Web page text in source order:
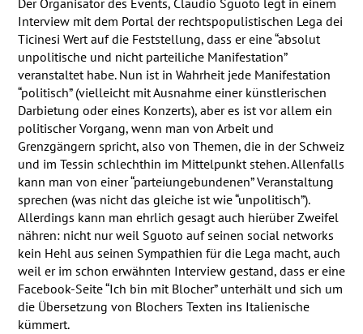
Der Organisator des Events, Claudio Sguoto legt in einem
Interview mit dem Portal der rechtspopulistischen Lega dei
Ticinesi Wert auf die Feststellung, dass er eine “absolut
unpolitische und nicht parteiliche Manifestation”
veranstaltet habe. Nun ist in Wahrheit jede Manifestation
“politisch” (vielleicht mit Ausnahme einer künstlerischen
Darbietung oder eines Konzerts), aber es ist vor allem ein
politischer Vorgang, wenn man von Arbeit und
Grenzgängern spricht, also von Themen, die in der Schweiz
und im Tessin schlechthin im Mittelpunkt stehen. Allenfalls
kann man von einer “parteiungebundenen” Veranstaltung
sprechen (was nicht das gleiche ist wie “unpolitisch”).
Allerdings kann man ehrlich gesagt auch hierüber Zweifel
nähren: nicht nur weil Sguoto auf seinen social networks
kein Hehl aus seinen Sympathien für die Lega macht, auch
weil er im schon erwähnten Interview gestand, dass er eine
Facebook-Seite “Ich bin mit Blocher” unterhält und sich um
die Übersetzung von Blochers Texten ins Italienische
kümmert.